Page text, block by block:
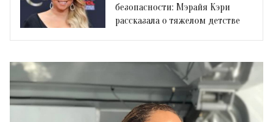
безопасности: Мэрайя Кэри
рассказала о тяжелом детстве